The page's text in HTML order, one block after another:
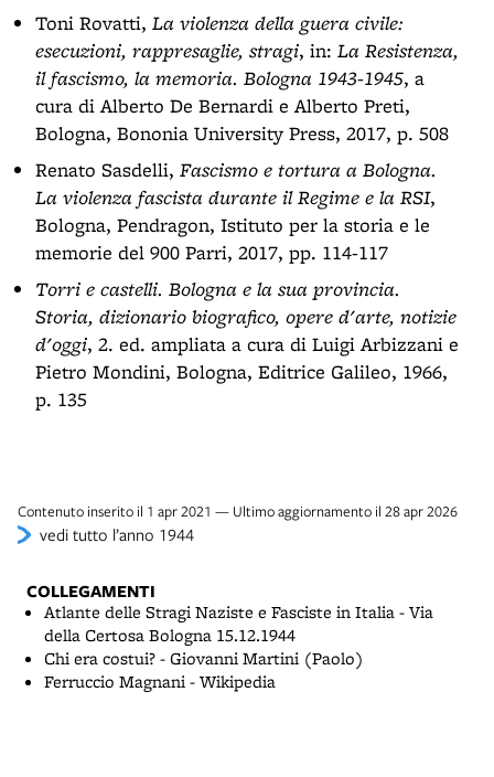
Toni Rovatti, La violenza della guera civile:
esecuzioni, rappresaglie, stragi, in: La Resistenza,
il fascismo, la memoria. Bologna 1943-1945, a
cura di Alberto De Bernardi e Alberto Preti,
Bologna, Bononia University Press, 2017, p. 508
Renato Sasdelli, Fascismo e tortura a Bologna.
La violenza fascista durante il Regime e la RSI,
Bologna, Pendragon, Istituto per la storia e le
memorie del 900 Parri, 2017, pp. 114-117
Torri e castelli. Bologna e la sua provincia.
Storia, dizionario biografico, opere d'arte, notizie
d'oggi, 2. ed. ampliata a cura di Luigi Arbizzani e
Pietro Mondini, Bologna, Editrice Galileo, 1966,
p. 135
Contenuto inserito il 1 apr 2021 — Ultimo aggiornamento il 28 apr 2026
vedi tutto l’anno 1944
COLLEGAMENTI
Atlante delle Stragi Naziste e Fasciste in Italia - Via
della Certosa Bologna 15.12.1944
Chi era costui? - Giovanni Martini (Paolo)
Ferruccio Magnani - Wikipedia